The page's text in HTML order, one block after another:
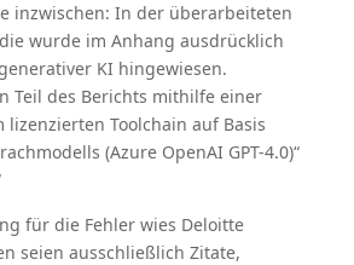
inzwischen: In der überarbeiteten
wurde im Anhang ausdrücklich
KI hingewiesen.
Teil des Berichts mithilfe einer
Toolchain auf Basis
(Azure OpenAI GPT-4.0)“
für die Fehler wies Deloitte
seien ausschließlich Zitate,